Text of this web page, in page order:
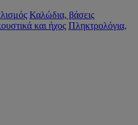
Καλώδια, βάσεις
και ήχος Πληκτρολόγια,